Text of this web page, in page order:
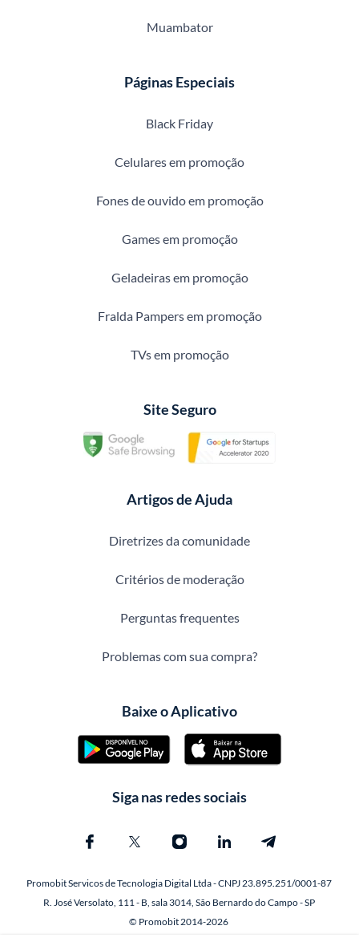
Muambator
Páginas Especiais
Black Friday
Celulares em promoção
Fones de ouvido em promoção
Games em promoção
Geladeiras em promoção
Fralda Pampers em promoção
TVs em promoção
Site Seguro
Artigos de Ajuda
Diretrizes da comunidade
Critérios de moderação
Perguntas frequentes
Problemas com sua compra?
Baixe o Aplicativo
Siga nas redes sociais
Promobit Servicos de Tecnologia Digital Ltda - CNPJ 23.895.251/0001-87
R. José Versolato, 111 - B, sala 3014, São Bernardo do Campo - SP
© Promobit 2014-2026